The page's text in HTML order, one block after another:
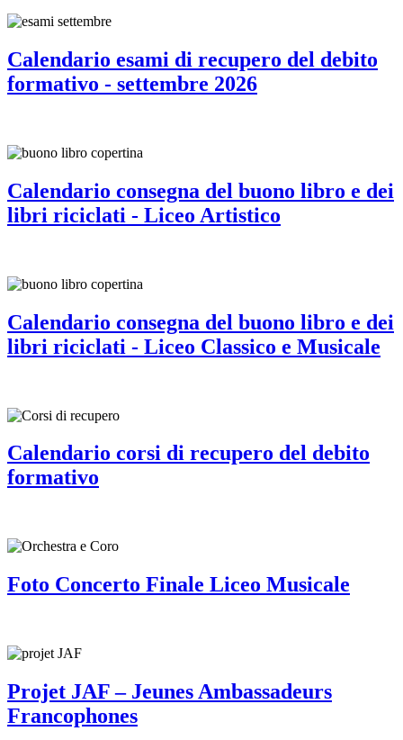
Calendario esami di recupero del debito
formativo - settembre 2026
Calendario consegna del buono libro e dei
libri riciclati - Liceo Artistico
Calendario consegna del buono libro e dei
libri riciclati - Liceo Classico e Musicale
Calendario corsi di recupero del debito
formativo
Foto Concerto Finale Liceo Musicale
Projet JAF – Jeunes Ambassadeurs
Francophones